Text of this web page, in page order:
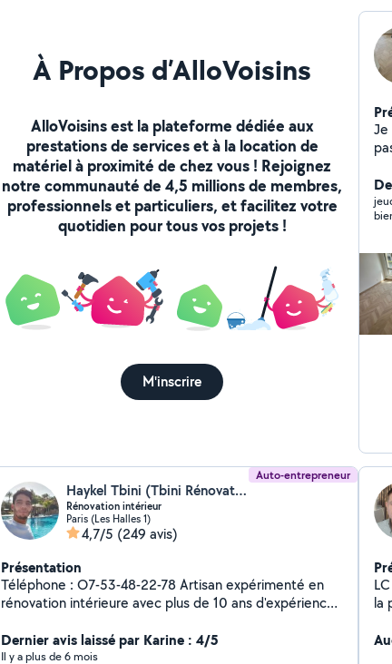
À Propos d’AlloVoisins
AlloVoisins est la plateforme dédiée aux
prestations de services et à la location de
matériel à proximité de chez vous ! Rejoignez
notre communauté de 4,5 millions de membres,
professionnels et particuliers, et facilitez votre
quotidien pour tous vos projets !
M'inscrire
Je
Auto-entrepreneur
Haykel Tbini (Tbini Rénovation)
Rénovation intérieur
Paris (Les Halles 1)
4,7/5 (249 avis)
Présentation
Téléphone : O7-53-48-22-78 Artisan expérimenté en
rénovation intérieure avec plus de 10 ans d'expérience,
de vos attentes. Je vous accompagne dans tous vos
projets de : peinture intérieure (finition soignée)
Dernier avis laissé par Karine : 4/5
Il y a plus de 6 mois
la